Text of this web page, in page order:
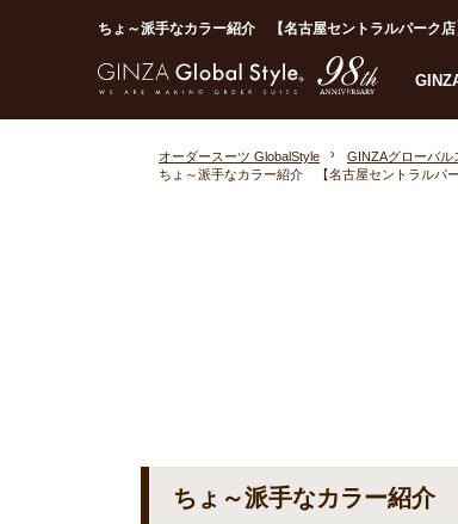
ちょ～派手なカラー紹介 【名古屋セントラルパーク
オーダースーツ GlobalStyle GINZAグローバル
ちょ～派手なカラー紹介 【名古屋セントラルパー
ちょ～派手なカラー紹介